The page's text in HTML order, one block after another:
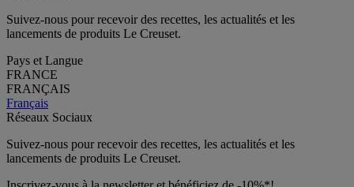
Suivez-nous pour recevoir des recettes, les actualités et les
lancements de produits Le Creuset.
Pays et Langue
FRANCE
FRANÇAIS
Français
Réseaux Sociaux
Suivez-nous pour recevoir des recettes, les actualités et les
lancements de produits Le Creuset.